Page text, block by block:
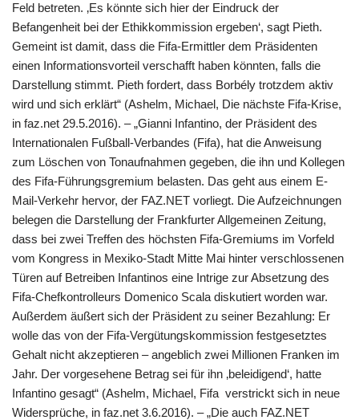
Feld betreten. ‚Es könnte sich hier der Eindruck der
Befangenheit bei der Ethikkommission ergeben‘, sagt Pieth.
Gemeint ist damit, dass die Fifa-Ermittler dem Präsidenten
einen Informationsvorteil verschafft haben könnten, falls die
Darstellung stimmt. Pieth fordert, dass Borbély trotzdem aktiv
wird und sich erklärt“ (Ashelm, Michael, Die nächste Fifa-Krise,
in faz.net 29.5.2016). – „Gianni Infantino, der Präsident des
Internationalen Fußball-Verbandes (Fifa), hat die Anweisung
zum Löschen von Tonaufnahmen gegeben, die ihn und Kollegen
des Fifa-Führungsgremium belasten. Das geht aus einem E-
Mail-Verkehr hervor, der FAZ.NET vorliegt. Die Aufzeichnungen
belegen die Darstellung der Frankfurter Allgemeinen Zeitung,
dass bei zwei Treffen des höchsten Fifa-Gremiums im Vorfeld
vom Kongress in Mexiko-Stadt Mitte Mai hinter verschlossenen
Türen auf Betreiben Infantinos eine Intrige zur Absetzung des
Fifa-Chefkontrolleurs Domenico Scala diskutiert worden war.
Außerdem äußert sich der Präsident zu seiner Bezahlung: Er
wolle das von der Fifa-Vergütungskommission festgesetztes
Gehalt nicht akzeptieren – angeblich zwei Millionen Franken im
Jahr. Der vorgesehene Betrag sei für ihn ‚beleidigend‘, hatte
Infantino gesagt“ (Ashelm, Michael, Fifa verstrickt sich in neue
Widersprüche, in faz.net 3.6.2016). – „Die auch FAZ.NET